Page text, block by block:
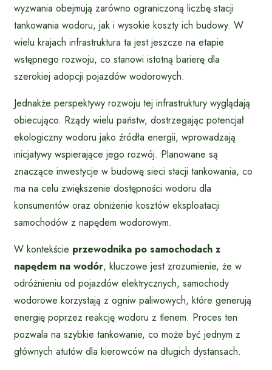
wyzwania obejmują zarówno ograniczoną liczbę stacji
tankowania wodoru, jak i wysokie koszty ich budowy. W
wielu krajach infrastruktura ta jest jeszcze na etapie
wstępnego rozwoju, co stanowi istotną barierę dla
szerokiej adopcji pojazdów wodorowych.
Jednakże perspektywy rozwoju tej infrastruktury wyglądają
obiecująco. Rządy wielu państw, dostrzegając potencjał
ekologiczny wodoru jako źródła energii, wprowadzają
inicjatywy wspierające jego rozwój. Planowane są
znaczące inwestycje w budowę sieci stacji tankowania, co
ma na celu zwiększenie dostępności wodoru dla
konsumentów oraz obniżenie kosztów eksploatacji
samochodów z napędem wodorowym.
W kontekście przewodnika po samochodach z
napędem na wodór, kluczowe jest zrozumienie, że w
odróżnieniu od pojazdów elektrycznych, samochody
wodorowe korzystają z ogniw paliwowych, które generują
energię poprzez reakcję wodoru z tlenem. Proces ten
pozwala na szybkie tankowanie, co może być jednym z
głównych atutów dla kierowców na długich dystansach.